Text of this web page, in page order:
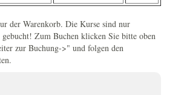
der Warenkorb. Die Kurse sind nur
Zum Buchen klicken Sie bitte oben
zur Buchung->" und folgen den